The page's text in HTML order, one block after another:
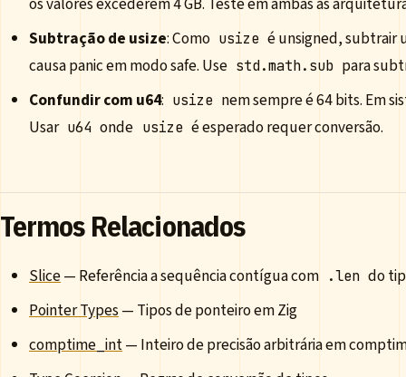
Subtração de usize: Como usize é unsigned, subtrair
causa panic em modo safe. Use std.math.sub para
Confundir com u64: usize nem sempre é 64 bits. Em
Usar u64 onde usize é esperado requer conversão.
Termos Relacionados
Slice— Referência a sequência contígua com .len do
Pointer Types— Tipos de ponteiro em Zig
comptime_int— Inteiro de precisão arbitrária em